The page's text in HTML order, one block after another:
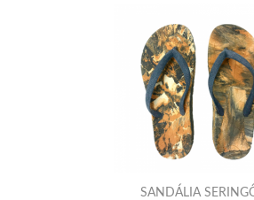
SANDÁLIA